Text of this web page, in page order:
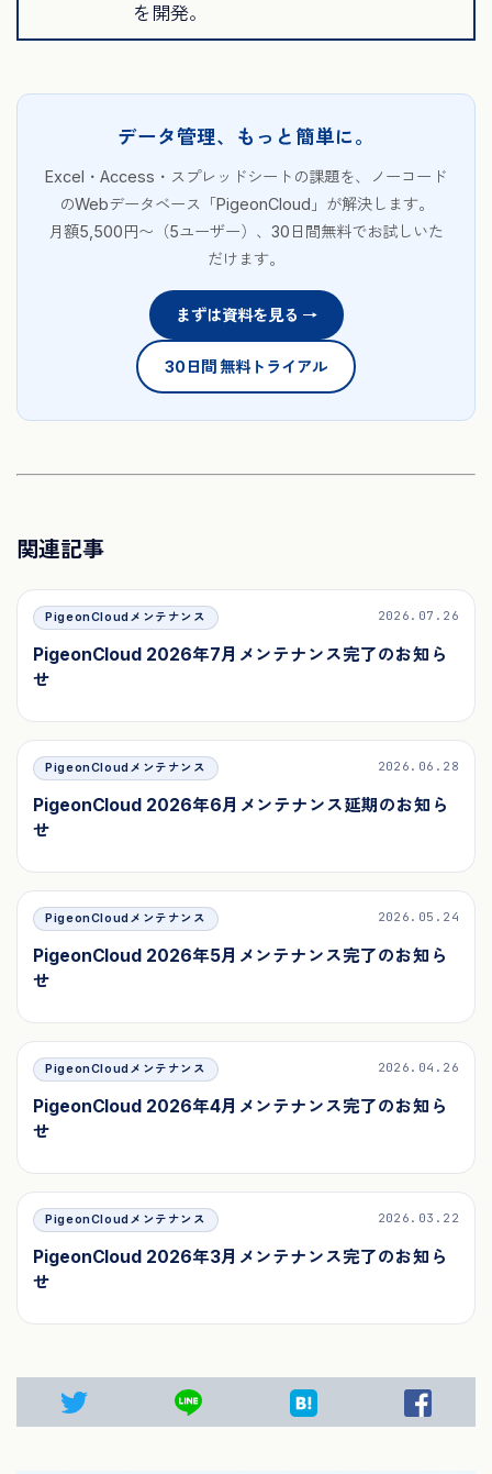
を開発。
データ管理、もっと簡単に。
Excel・Access・スプレッドシートの課題を、ノーコード
のWebデータベース「PigeonCloud」が解決します。
月額5,500円〜（5ユーザー）、30日間無料でお試しいた
だけます。
まずは資料を見る →
30日間 無料トライアル
関連記事
PigeonCloudメンテナンス 2026.07.26
PigeonCloud 2026年7月メンテナンス完了のお知ら
せ
PigeonCloudメンテナンス 2026.06.28
PigeonCloud 2026年6月メンテナンス延期のお知ら
せ
PigeonCloudメンテナンス 2026.05.24
PigeonCloud 2026年5月メンテナンス完了のお知ら
せ
PigeonCloudメンテナンス 2026.04.26
PigeonCloud 2026年4月メンテナンス完了のお知ら
せ
PigeonCloudメンテナンス 2026.03.22
PigeonCloud 2026年3月メンテナンス完了のお知ら
せ